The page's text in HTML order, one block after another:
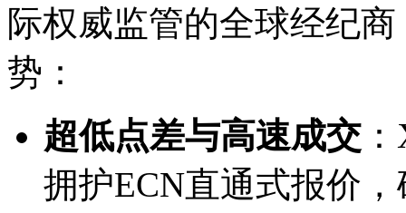
际权威监管的全球经纪
势：
超低点差与高速成交
拥护ECN直通式报价